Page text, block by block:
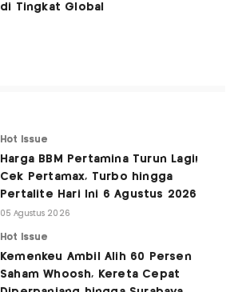
di Tingkat Global
Hot Issue
Harga BBM Pertamina Turun Lagi!
Cek Pertamax, Turbo hingga
Pertalite Hari Ini 6 Agustus 2026
05 Agustus 2026
Hot Issue
Kemenkeu Ambil Alih 60 Persen
Saham Whoosh, Kereta Cepat